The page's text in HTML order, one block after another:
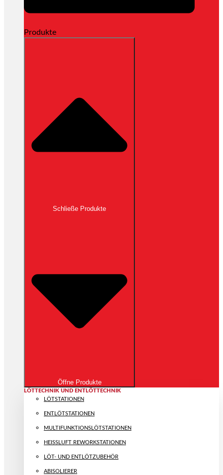
Produkte
Schließe Produkte
Öffne Produkte
LÖTTECHNIK UND ENTLÖTTECHNIK
LÖTSTATIONEN
ENTLÖTSTATIONEN
MULTIFUNKTIONS­LÖTSTATIONEN
HEISSLUFT REWORKSTATIONEN
LÖT- UND ENTLÖTZUBEHÖR
ABISOLIERER